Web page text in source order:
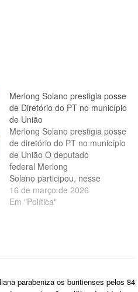
Merlong Solano prestigia posse
de Diretório do PT no município
de União
Merlong Solano prestigia posse
de diretório do PT no município
de União O deputado
federal Merlong
Solano participou, nesse
domingo (15), de um evento em
comemoração aos 46 anos do
16 de março de 2026
Em "Política"
parabeniza os buritienses pelos 84